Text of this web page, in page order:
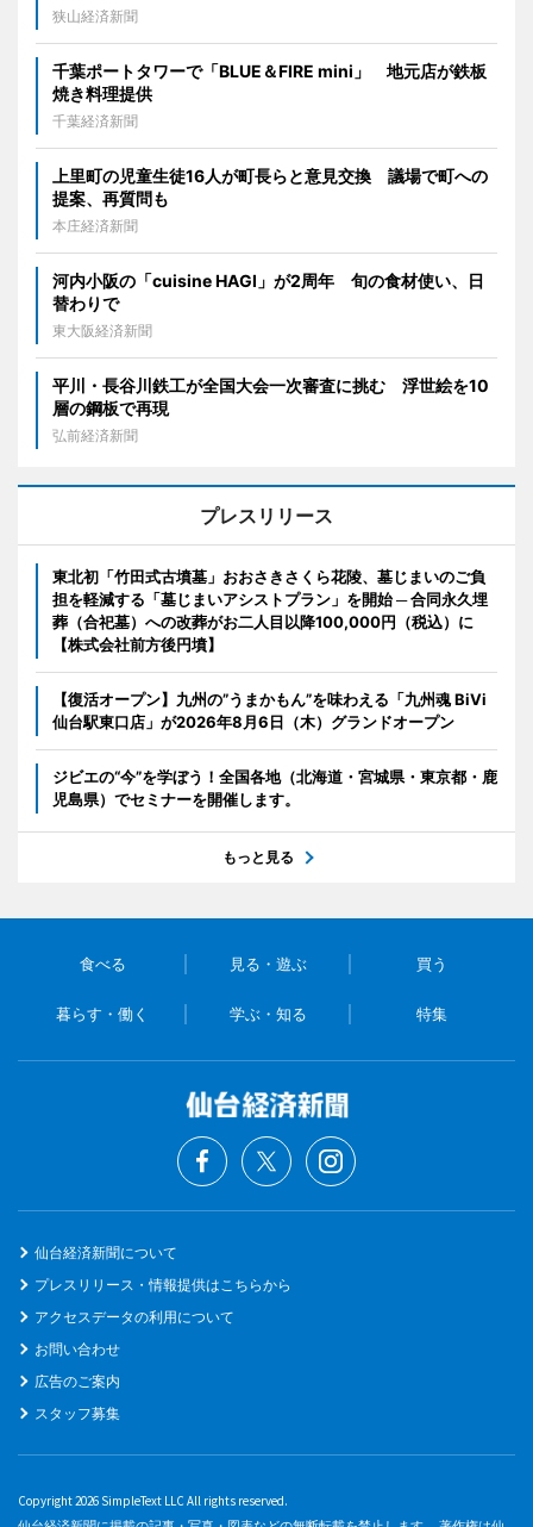
狭山経済新聞
千葉ポートタワーで「BLUE＆FIRE mini」 地元店が鉄板
焼き料理提供
千葉経済新聞
上里町の児童生徒16人が町長らと意見交換 議場で町への
提案、再質問も
本庄経済新聞
河内小阪の「cuisine HAGI」が2周年 旬の食材使い、日
替わりで
東大阪経済新聞
平川・長谷川鉄工が全国大会一次審査に挑む 浮世絵を10
層の鋼板で再現
弘前経済新聞
プレスリリース
東北初「竹田式古墳墓」おおさきさくら花陵、墓じまいのご負
担を軽減する「墓じまいアシストプラン」を開始 ─ 合同永久埋
葬（合祀墓）への改葬がお二人目以降100,000円（税込）に
【株式会社前方後円墳】
【復活オープン】九州の”うまかもん”を味わえる「九州魂 BiVi
仙台駅東口店」が2026年8月6日（木）グランドオープン
ジビエの“今”を学ぼう！全国各地（北海道・宮城県・東京都・鹿
児島県）でセミナーを開催します。
もっと見る
食べる 見る・遊ぶ 買う
暮らす・働く 学ぶ・知る 特集
仙台経済新聞について
プレスリリース・情報提供はこちらから
アクセスデータの利用について
お問い合わせ
広告のご案内
スタッフ募集
Copyright 2026 SimpleText LLC All rights reserved.